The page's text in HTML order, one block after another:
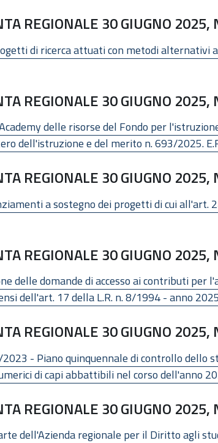
REGIONALE 30 GIUGNO 2025,
di ricerca attuati con metodi alternativi
REGIONALE 30 GIUGNO 2025,
delle risorse del Fondo per
dell'istruzione e del merito n. 693/2025.
REGIONALE 30 GIUGNO 2025,
a sostegno dei progetti di cui all'art.
REGIONALE 30 GIUGNO 2025,
delle domande di accesso ai contributi per
dell'art. 17 della L.R. n. 8/1994 - anno 2025
REGIONALE 30 GIUGNO 2025,
- Piano quinquennale di controllo dello
di capi abbattibili nel corso dell'anno
REGIONALE 30 GIUGNO 2025,
dell'Azienda regionale per il Diritto agli